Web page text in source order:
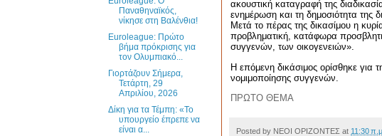
ακουστική καταγραφή της
ενημέρωση και τη δημοσιότητα της
Μετά το πέρας της δικασίμου η
προβληματική, κατάφωρα
συγγενών, των οικογενειών».
Η επόμενη δικάσιμος ορίσθηκε για
νομιμοποίησης συγγενών.
ΠΡΩΤΟ ΘΕΜΑ
Posted by ΝΕΟΙ ΟΡΙΖΟΝΤΕΣ at 11:30 π.μ.
Παναθηναϊκός,
νίκησε στη Βαλένθια!
Euroleague: Πρώτο
βήμα πρόκρισης για
τον Ολυμπιακό...
Γιορτάζουν Σήμερα,
Τετάρτη, 29
Απριλίου, 2026
Δίκη για τα Τέμπη: «Το
υπουργείο έπρεπε να
είναι α...